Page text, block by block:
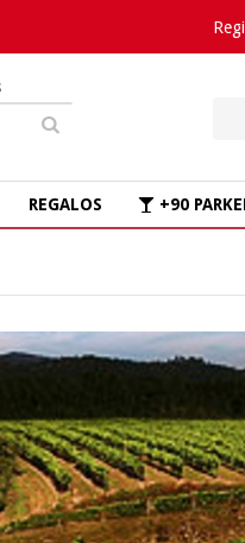
REGALOS +90